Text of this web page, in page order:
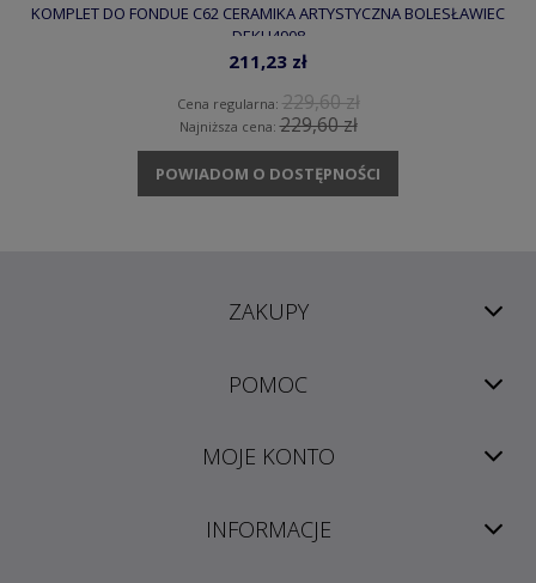
KOMPLET DO FONDUE C62 CERAMIKA ARTYSTYCZNA BOLESŁAWIEC
DEKU4908
211,23 zł
Cena regularna: 229,60 zł
Najniższa cena:229,60 zł
POWIADOM O DOSTĘPNOŚCI
ZAKUPY
POMOC
MOJE KONTO
INFORMACJE